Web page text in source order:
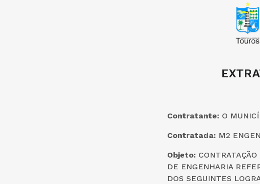
Contratante: O
Contratada: M2
Objeto:
DE ENGENHARIA
DOS SEGUINTES